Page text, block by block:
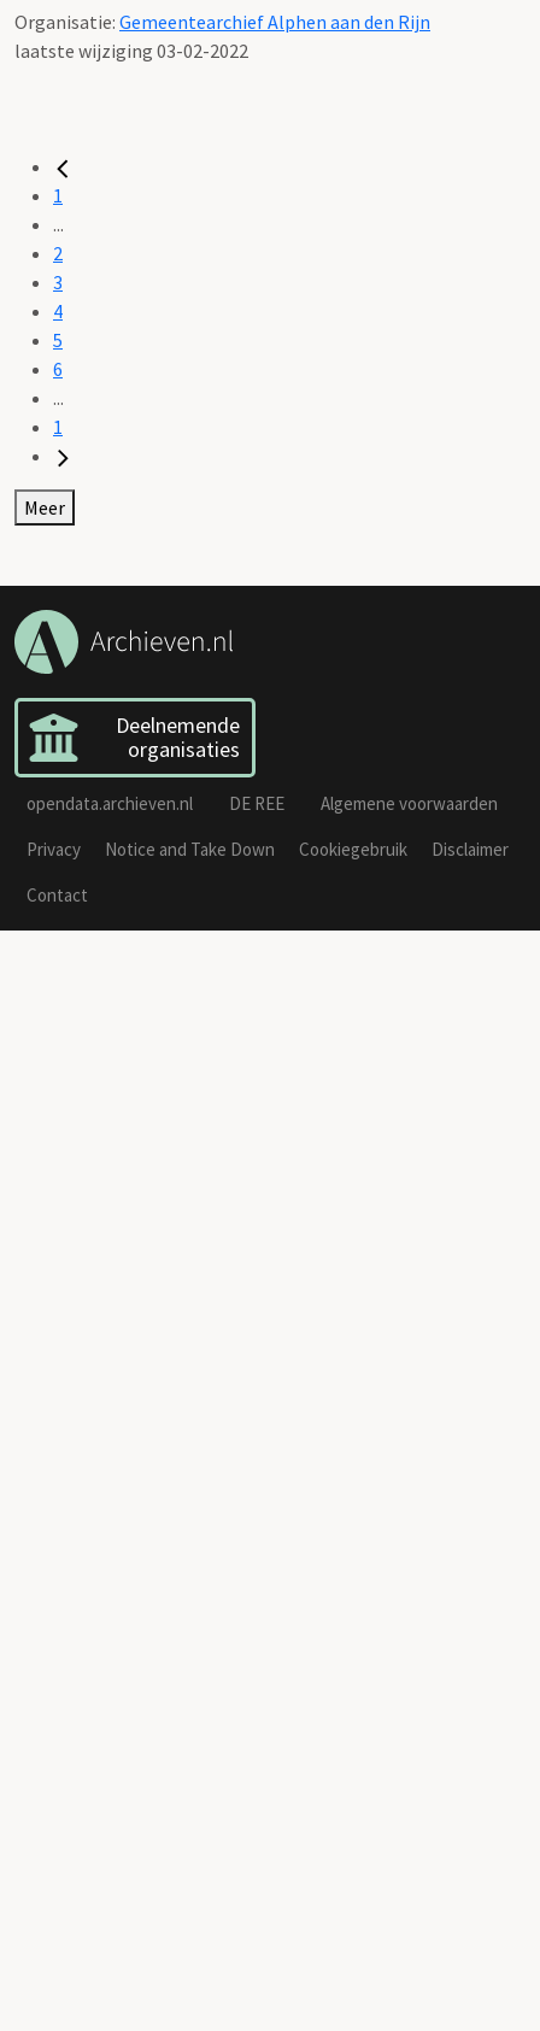
Organisatie: Gemeentearchief Alphen aan den Rijn
laatste wijziging 03-02-2022
1
...
2
3
4
5
6
...
1
Meer
Deelnemende
organisaties
opendata.archieven.nl DE REE
Algemene voorwaarden
Privacy
Notice and Take Down Cookiegebruik
Disclaimer
Contact